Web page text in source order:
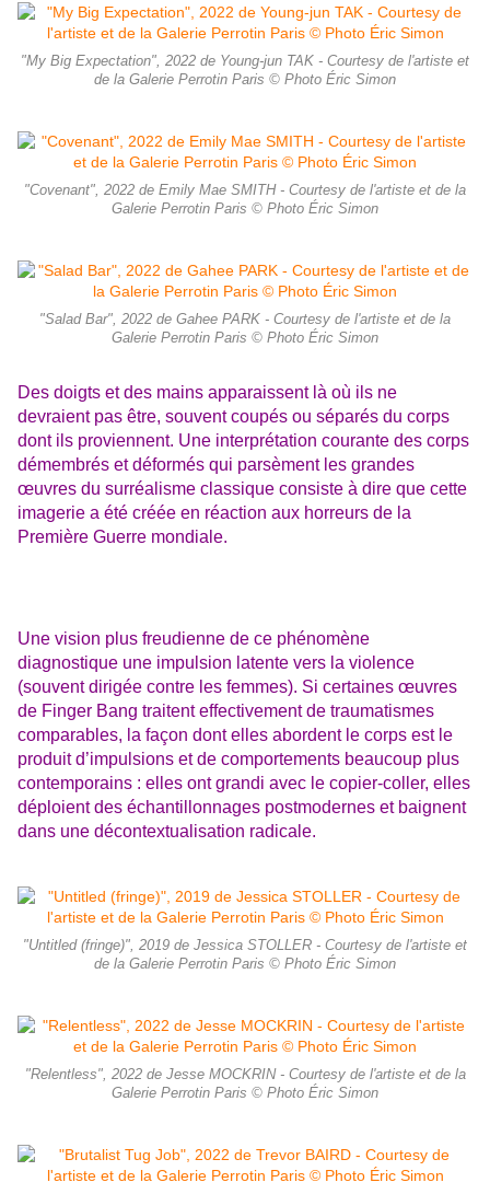
"My Big Expectation", 2022 de Young-jun TAK - Courtesy de l'artiste et
de la Galerie Perrotin Paris © Photo Éric Simon
"Covenant", 2022 de Emily Mae SMITH - Courtesy de l'artiste et de la
Galerie Perrotin Paris © Photo Éric Simon
"Salad Bar", 2022 de Gahee PARK - Courtesy de l'artiste et de la
Galerie Perrotin Paris © Photo Éric Simon
Des doigts et des mains apparaissent là où ils ne
devraient pas être, souvent coupés ou séparés du corps
dont ils proviennent. Une interprétation courante des corps
démembrés et déformés qui parsèment les grandes
œuvres du surréalisme classique consiste à dire que cette
imagerie a été créée en réaction aux horreurs de la
Première Guerre mondiale.
Une vision plus freudienne de ce phénomène
diagnostique une impulsion latente vers la violence
(souvent dirigée contre les femmes). Si certaines œuvres
de Finger Bang traitent effectivement de traumatismes
comparables, la façon dont elles abordent le corps est le
produit d’impulsions et de comportements beaucoup plus
contemporains : elles ont grandi avec le copier-coller, elles
déploient des échantillonnages postmodernes et baignent
dans une décontextualisation radicale.
"Untitled (fringe)", 2019 de Jessica STOLLER - Courtesy de l'artiste et
de la Galerie Perrotin Paris © Photo Éric Simon
"Relentless", 2022 de Jesse MOCKRIN - Courtesy de l'artiste et de la
Galerie Perrotin Paris © Photo Éric Simon